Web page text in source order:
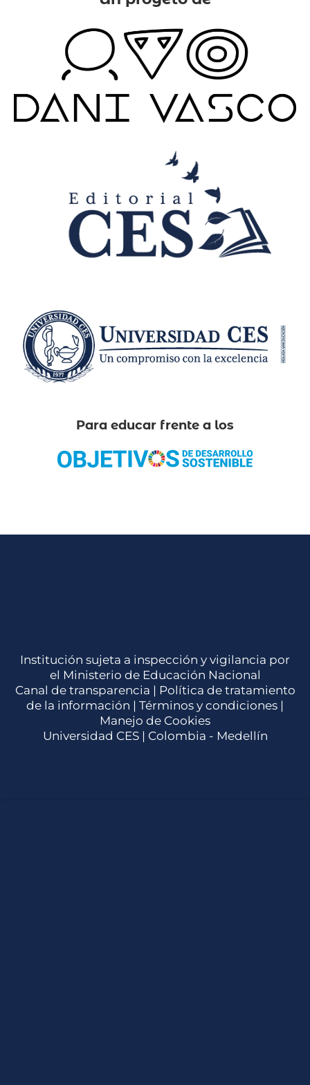
Para educar frente a los
Institución sujeta a inspección y vigilancia por
el Ministerio de Educación Nacional
Canal de transparencia | Política de tratamiento
de la información | Términos y condiciones |
Manejo de Cookies
Universidad CES | Colombia - Medellín